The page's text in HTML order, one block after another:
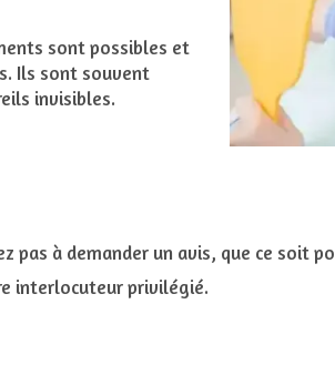
sont possibles et
Ils sont souvent
invisibles.
pas à demander un avis, que ce soit
interlocuteur privilégié.